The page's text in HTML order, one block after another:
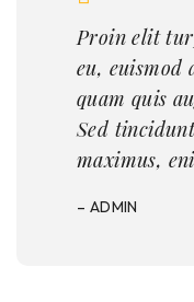
Proin elit
eu, euismod
quam quis
Sed
maximus,
– ADMIN